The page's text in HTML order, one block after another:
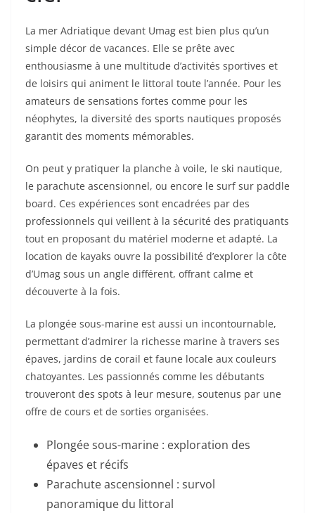
La mer Adriatique devant Umag est bien plus qu’un
simple décor de vacances. Elle se prête avec
enthousiasme à une multitude d’activités sportives et
de loisirs qui animent le littoral toute l’année. Pour les
amateurs de sensations fortes comme pour les
néophytes, la diversité des sports nautiques proposés
garantit des moments mémorables.
On peut y pratiquer la planche à voile, le ski nautique,
le parachute ascensionnel, ou encore le surf sur paddle
board. Ces expériences sont encadrées par des
professionnels qui veillent à la sécurité des pratiquants
tout en proposant du matériel moderne et adapté. La
location de kayaks ouvre la possibilité d’explorer la côte
d’Umag sous un angle différent, offrant calme et
découverte à la fois.
La plongée sous-marine est aussi un incontournable,
permettant d’admirer la richesse marine à travers ses
épaves, jardins de corail et faune locale aux couleurs
chatoyantes. Les passionnés comme les débutants
trouveront des spots à leur mesure, soutenus par une
offre de cours et de sorties organisées.
Plongée sous-marine : exploration des
épaves et récifs
Parachute ascensionnel : survol
panoramique du littoral